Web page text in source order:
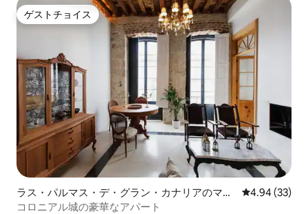
ゲストチョイス
ゲストチョイス
ラス・パルマス・デ・グラン・カナリアのマン
ション・アパート
レビュー33
4.94 (33)
コロニアル城の豪華なアパート